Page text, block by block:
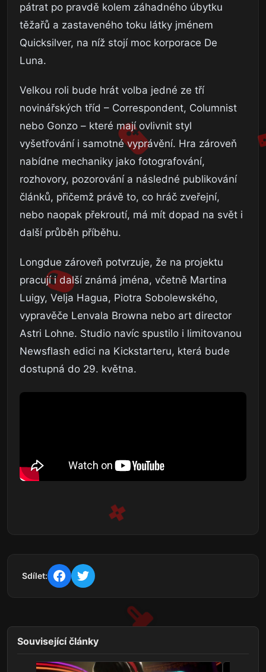
pátrat po pravdě kolem záhadného úbytku
těžařů a zastaveného toku látky jménem
Quicksilver, na níž stojí moc korporace De
Luna.
Velkou roli bude hrát volba jedné ze tří
novinářských tříd – Correspondent, Columnist
nebo Gonzo – které mají ovlivnit styl
vyšetřování i samotné vyprávění. Hra zároveň
nabídne mechaniky jako fotografování,
rozhovory, pozorování a následné publikování
článků, přičemž právě to, co hráč zveřejní,
nebo naopak překroutí, má mít dopad na svět i
další průběh příběhu.
Longdue zároveň potvrzuje, že na projektu
pracují i další známá jména, včetně Martina
Luigy, Velja Hagua, Piotra Sobolewského,
vypravěče Lenvala Browna nebo art director
Astri Lohne. Studio navíc spustilo i limitovanou
Newsflash edici na Kickstarteru, která bude
dostupná do 29. května.
Sdílet:
Související články